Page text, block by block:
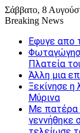
Σάββατο, 8
Breaking News
Εφυγε απο
Πλατεία
Άλλη μια
Ξεκίνησε
Μύρινα
Με πατέρα
γεννήθηκε